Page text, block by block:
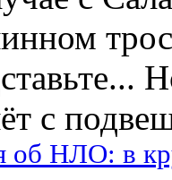
с
об НЛО: в